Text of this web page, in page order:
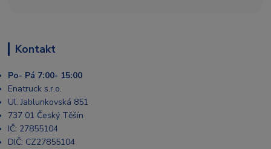
Kontakt
Po- Pá 7:00- 15:00
Enatruck s.r.o.
Ul. Jablunkovská 851
737 01 Český Těšín
IČ: 27855104
DIČ: CZ27855104